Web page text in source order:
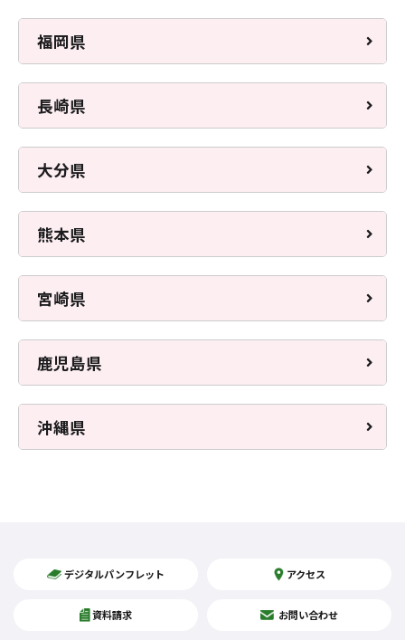
福岡県
長崎県
大分県
熊本県
宮崎県
鹿児島県
沖縄県
デジタルパンフレット アクセス
資料請求 お問い合わせ